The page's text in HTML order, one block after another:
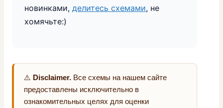
новинками, делитесь схемами, не
хомячьте:)
⚠️ Disclaimer. Все схемы на нашем сайте
предоставлены исключительно в
ознакомительных целях для оценки